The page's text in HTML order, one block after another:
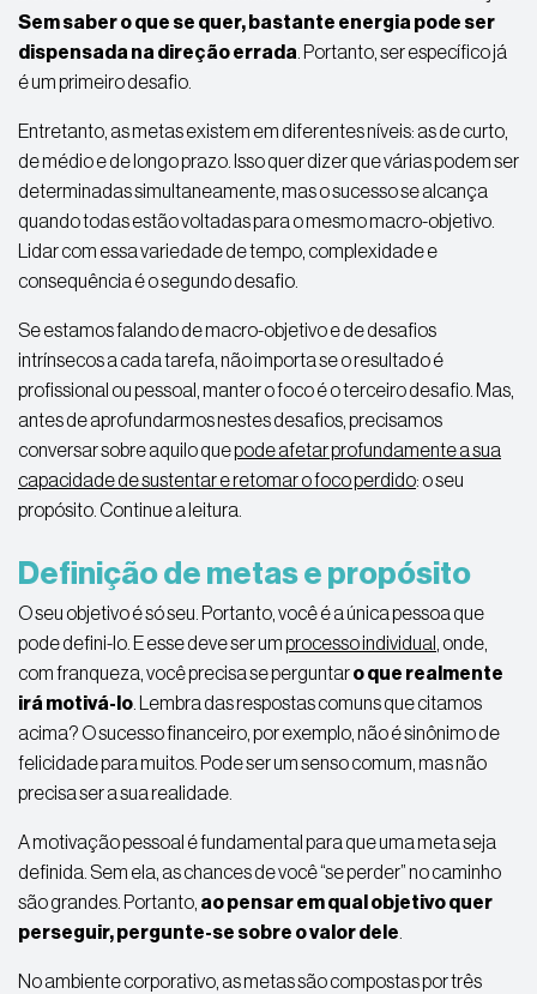
Sem saber o que se quer, bastante energia pode ser
dispensada na direção errada . Portanto, ser específico já
é um primeiro desafio.
Entretanto, as metas existem em diferentes níveis: as de curto,
de médio e de longo prazo. Isso quer dizer que várias podem ser
determinadas simultaneamente, mas o sucesso se alcança
quando todas estão voltadas para o mesmo macro-objetivo.
Lidar com essa variedade de tempo, complexidade e
consequência é o segundo desafio.
Se estamos falando de macro-objetivo e de desafios
intrínsecos a cada tarefa, não importa se o resultado é
profissional ou pessoal, manter o foco é o terceiro desafio. Mas,
antes de aprofundarmos nestes desafios, precisamos
conversar sobre aquilo quepode afetar profundamente a sua
capacidade de sustentar e retomar o foco perdido: o seu
propósito. Continue a leitura.
Definição de metas e propósito
O seu objetivo é só seu. Portanto, você é a única pessoa que
pode defini-lo. E esse deve ser um processo individual , onde,
com franqueza, você precisa se perguntaro que realmente
irá motivá-lo . Lembra das respostas comuns que citamos
acima? O sucesso financeiro, por exemplo, não é sinônimo de
felicidade para muitos. Pode ser um senso comum, mas não
precisa ser a sua realidade.
A motivação pessoal é fundamental para que uma meta seja
definida. Sem ela, as chances de você “se perder” no caminho
são grandes. Portanto, ao pensar em qual objetivo quer
perseguir, pergunte-se sobre o valor dele
No ambiente corporativo, as metas são compostas por três